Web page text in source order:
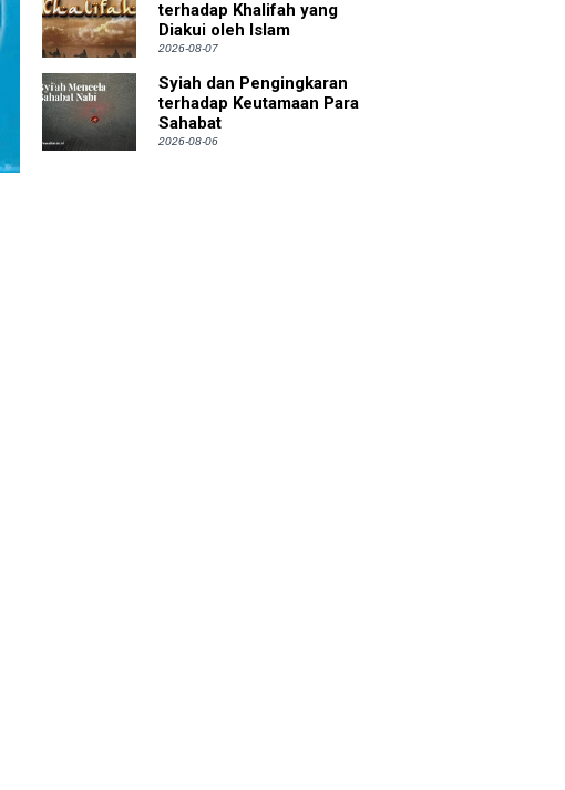
terhadap Khalifah yang
Diakui oleh Islam
2026-08-07
Syiah dan Pengingkaran
terhadap Keutamaan Para
Sahabat
2026-08-06